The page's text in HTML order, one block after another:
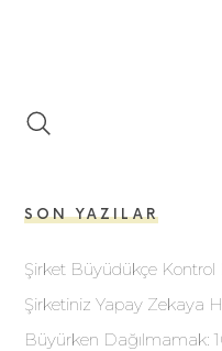
SON YAZILAR
Şirket Büyüdükçe Kontrol
Şirketiniz Yapay Zekaya
Büyürken Dağılmamak: